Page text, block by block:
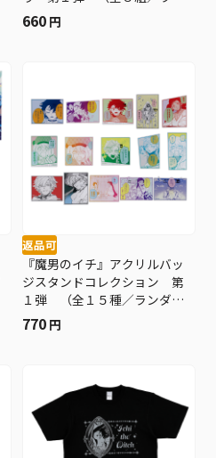
ダム１組入り） ＢＦ２
660 円
返品可
『魔男のイチ』アクリルバッ
ジスタンドコレクション 第
１弾 （全１５種／ランダム
１種入り） ＢＦ２
770 円